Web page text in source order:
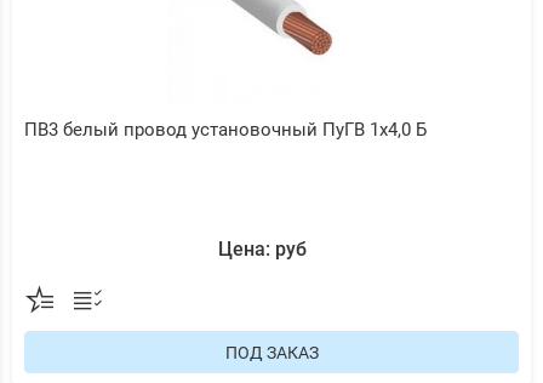
ПВ3 белый провод установочный ПуГВ 1х4,0 Б
Цена: руб
ПОД ЗАКАЗ